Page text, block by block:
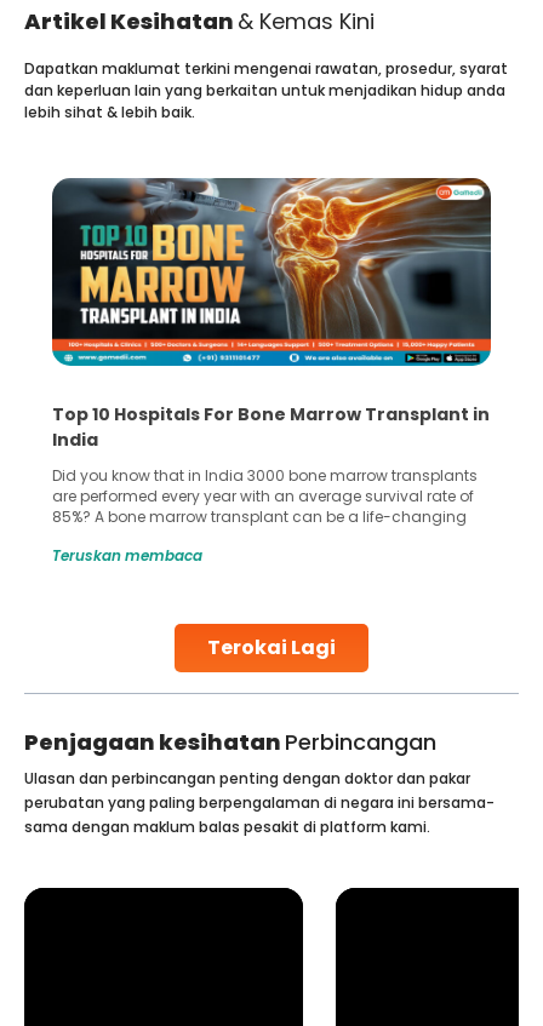
Artikel Kesihatan & Kemas Kini
Terokai Lagi
Dapatkan maklumat terkini mengenai rawatan, prosedur, syarat
dan keperluan lain yang berkaitan untuk menjadikan hidup anda
lebih sihat & lebih baik.
Top 10 Hospitals For Bone Marrow Transplant in
India
Did you know that in India 3000 bone marrow transplants
are performed every year with an average survival rate of
85%? A bone marrow transplant can be a life-changing
make all the difference. India has some of the world’s
Teruskan membaca
Penjagaan kesihatan Perbincangan
Ulasan dan perbincangan penting dengan doktor dan pakar
perubatan yang paling berpengalaman di negara ini bersama-
sama dengan maklum balas pesakit di platform kami.